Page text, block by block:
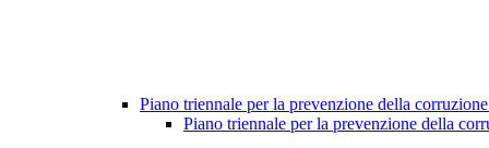
Piano triennale per la prevenzione della
Piano triennale per la prevenzione della